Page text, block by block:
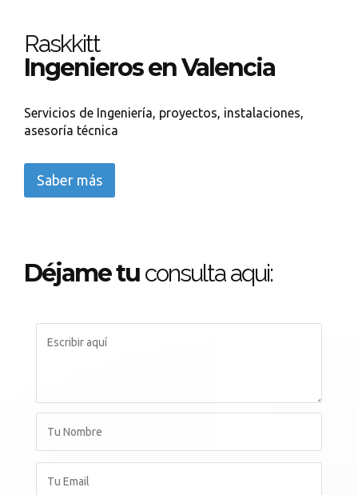
Raskkitt
Ingenieros en Valencia
Servicios de Ingeniería, proyectos, instalaciones,
asesoría técnica
Saber más
Déjame tu consulta aqui: